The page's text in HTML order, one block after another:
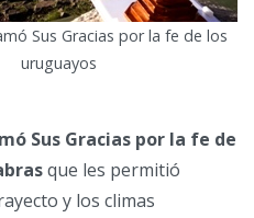
Sus Gracias por la fe de los
uruguayos
Sus Gracias por la fe de
que les permitió
y los climas